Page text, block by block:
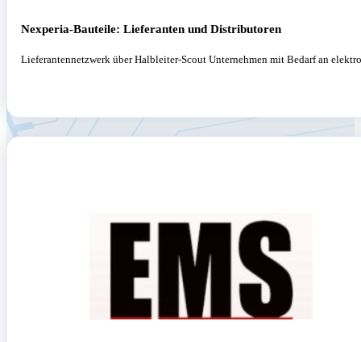
Nexperia-Bauteile: Lieferanten und Distributoren
Lieferantennetzwerk über Halbleiter-Scout Unternehmen mit Bedarf an